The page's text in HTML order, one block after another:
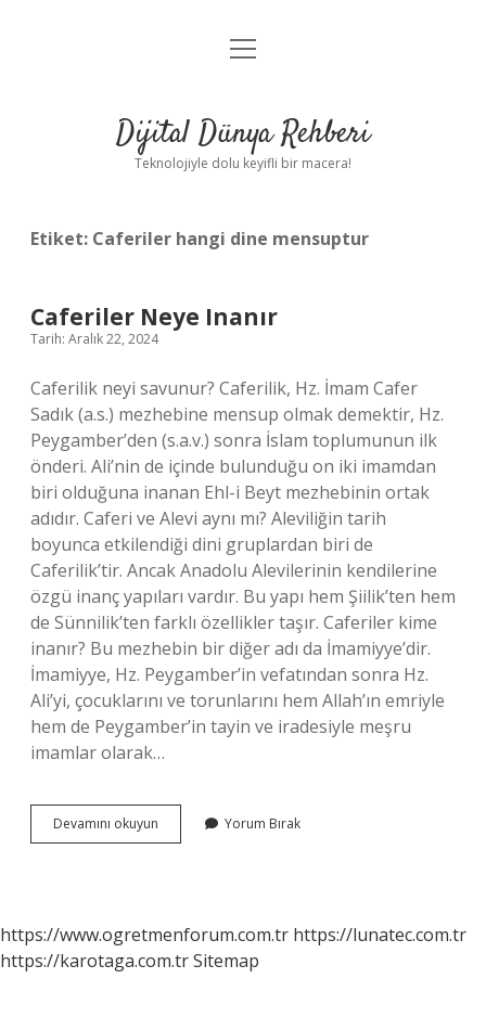
Anasayfa
Yasal Uyarı
menüyü
Dijital Dünya Rehberi
Teknolojiyle dolu keyifli bir macera!
Etiket: Caferiler hangi dine mensuptur
Caferiler Neye Inanır
Tarih: Aralık 22, 2024
Caferilik neyi savunur? Caferilik, Hz. İmam Cafer
Sadık (a.s.) mezhebine mensup olmak demektir, Hz.
Peygamber’den (s.a.v.) sonra İslam toplumunun ilk
önderi. Ali’nin de içinde bulunduğu on iki imamdan
biri olduğuna inanan Ehl-i Beyt mezhebinin ortak
adıdır. Caferi ve Alevi aynı mı? Aleviliğin tarih
boyunca etkilendiği dini gruplardan biri de
Caferilik’tir. Ancak Anadolu Alevilerinin kendilerine
özgü inanç yapıları vardır. Bu yapı hem Şiilik’ten hem
de Sünnilik’ten farklı özellikler taşır. Caferiler kime
inanır? Bu mezhebin bir diğer adı da İmamiyye’dir.
İmamiyye, Hz. Peygamber’in vefatından sonra Hz.
Ali’yi, çocuklarını ve torunlarını hem Allah’ın emriyle
hem de Peygamber’in tayin ve iradesiyle meşru
imamlar olarak…
Devamını okuyun Caferiler
Neye
Yorum Bırak
https://www.ogretmenforum.com.tr https://lunatec.com.tr
https://karotaga.com.trSitemap